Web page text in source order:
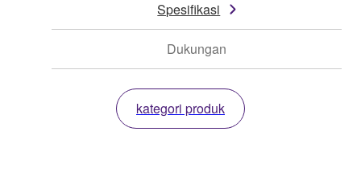
Spesifikasi
Dukungan
kategori produk